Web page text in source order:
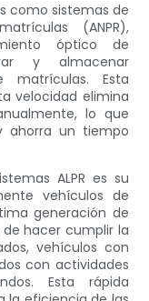
como sistemas de
(ANPR),
óptico de
y almacenar
matrículas. Esta
velocidad elimina
lo que
ahorra un tiempo
ALPR es su
vehículos de
generación de
de hacer cumplir la
vehículos con
con actividades
Esta rápida